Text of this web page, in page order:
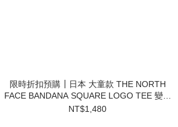
限時折扣預購┃日本 大童款 THE NORTH
FACE BANDANA SQUARE LOGO TEE 變形
蟲 短T
NT$1,480